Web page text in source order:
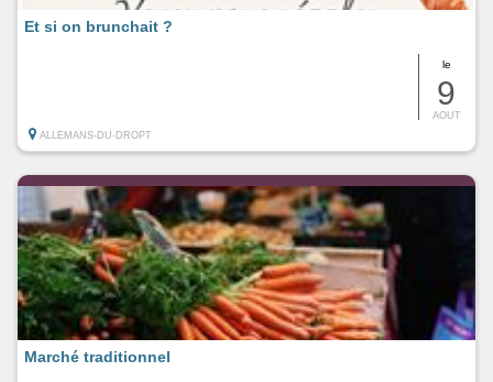
le
9
AOUT
Et si on brunchait ?
ALLEMANS-DU-DROPT
Marché traditionnel